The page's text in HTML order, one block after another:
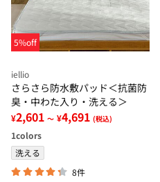
5%off
iellio
さらさら防水敷パッド＜抗菌防
臭・中わた入り・洗える＞
¥2,601 ～ ¥4,691 (税込)
1colors
洗える
8件